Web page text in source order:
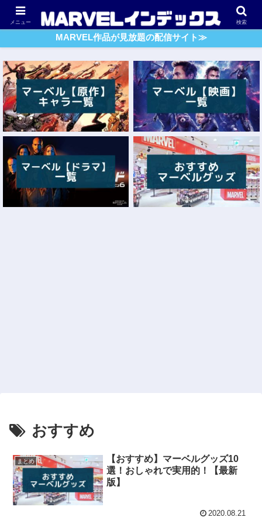
アベンジャーズ スパイダーマン ガーディアンズ・O・G
MARVEL作品が見放題の配信サイト≫
おすすめ
まとめ
【おすすめ】マーベルグッズ10
選！おしゃれで実用的！【最新
版】
2020.08.21
メニュー 検索